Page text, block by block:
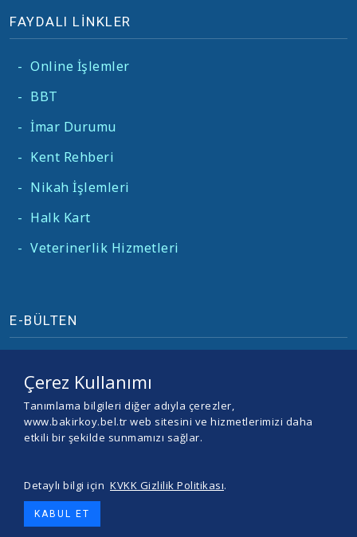
FAYDALI LİNKLER
- Online İşlemler
- BBT
- İmar Durumu
- Kent Rehberi
- Nikah İşlemleri
- Halk Kart
- Veterinerlik Hizmetleri
E-BÜLTEN
© 2026 BAKIRKÖY BELEDİYESİ -
Çerez Kullanımı
Tanımlama bilgileri diğer adıyla çerezler,
www.bakirkoy.bel.tr web sitesini ve hizmetlerimizi daha
etkili bir şekilde sunmamızı sağlar.
Detaylı bilgi için KVKK Gizlilik Politikası.
KABUL ET